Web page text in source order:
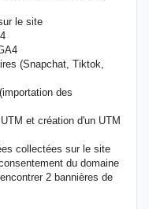
le site
(Snapchat, Tiktok,
des
et création d'un UTM
collectées sur le site
du domaine
2 bannières de